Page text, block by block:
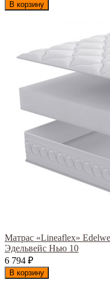
В корзину
Матрас «Lineaflex»
Эдельвейс Нью 10
6 794 ₽
В корзину